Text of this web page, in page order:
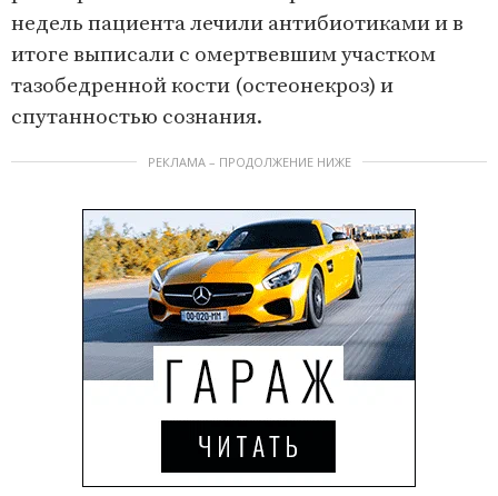
недель пациента лечили антибиотиками и в
итоге выписали с омертвевшим участком
тазобедренной кости (остеонекроз) и
спутанностью сознания.
РЕКЛАМА – ПРОДОЛЖЕНИЕ НИЖЕ